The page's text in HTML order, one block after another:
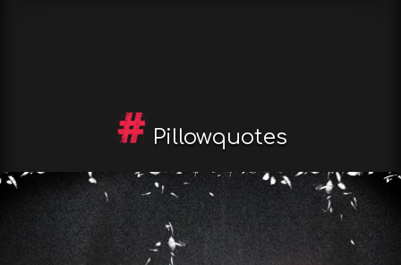
Pillowquotes